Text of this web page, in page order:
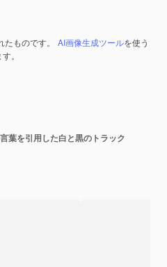
ものです。 AI画像生成ツールを使う
。
葉を引用した白と黒のトラック